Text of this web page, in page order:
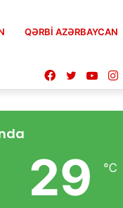
QƏRBİ AZƏRBAYCAN
Twitter
Facebook
29 ℃